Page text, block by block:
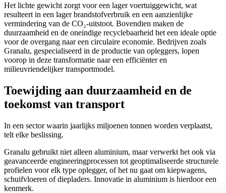
Het lichte gewicht zorgt voor een lager voertuiggewicht, wat
resulteert in een lager brandstofverbruik en een aanzienlijke
vermindering van de CO₂-uitstoot. Bovendien maken de
duurzaamheid en de oneindige recyclebaarheid het een ideale optie
voor de overgang naar een circulaire economie. Bedrijven zoals
Granalu, gespecialiseerd in de productie van opleggers, lopen
voorop in deze transformatie naar een efficiënter en
milieuvriendelijker transportmodel.
Toewijding aan duurzaamheid en de
toekomst van transport
In een sector waarin jaarlijks miljoenen tonnen worden verplaatst,
telt elke beslissing.
Granalu gebruikt niet alleen aluminium, maar verwerkt het ook via
geavanceerde engineeringprocessen tot geoptimaliseerde structurele
profielen voor elk type oplegger, of het nu gaat om kiepwagens,
schuifvloeren of diepladers. Innovatie in aluminium is hierdoor een
kenmerk.